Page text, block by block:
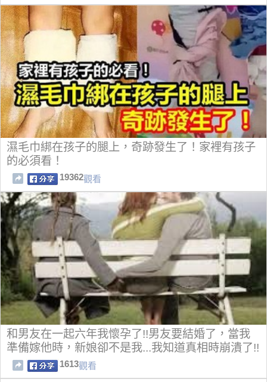
濕毛巾綁在孩子的腿上，奇跡發生了！家裡有孩子
的必須看！
19362觀看
和男友在一起六年我懷孕了!!男友要結婚了，當我
準備嫁他時，新娘卻不是我...我知道真相時崩潰了!!
1613觀看